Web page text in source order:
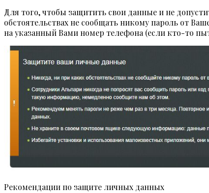
Для того, чтобы защитить свои данные и не
обстоятельствах не сообщать никому пароль от
на указанный Вами номер телефона (если кто-то
Рекомендации по защите личных данных